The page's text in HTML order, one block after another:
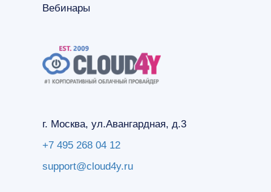
Вебинары
г. Москва, ул.Авангардная, д.3
+7 495 268 04 12
support@cloud4y.ru